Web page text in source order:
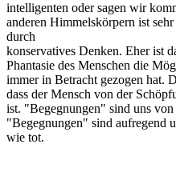
intelligenten oder sagen wir
anderen Himmelskörpern ist
durch
konservatives Denken. Eher ist
Phantasie des Menschen die
immer in Betracht gezogen hat.
dass der Mensch von der
ist. "Begegnungen" sind uns
"Begegnungen" sind aufregend
wie tot.